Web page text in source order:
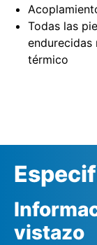
Todas las
endurecidas
térmico
vistazo